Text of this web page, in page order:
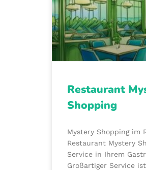
Restaurant
Shopping
Mystery Shopping im
Restaurant Mystery
Service in Ihrem
Großartiger Service